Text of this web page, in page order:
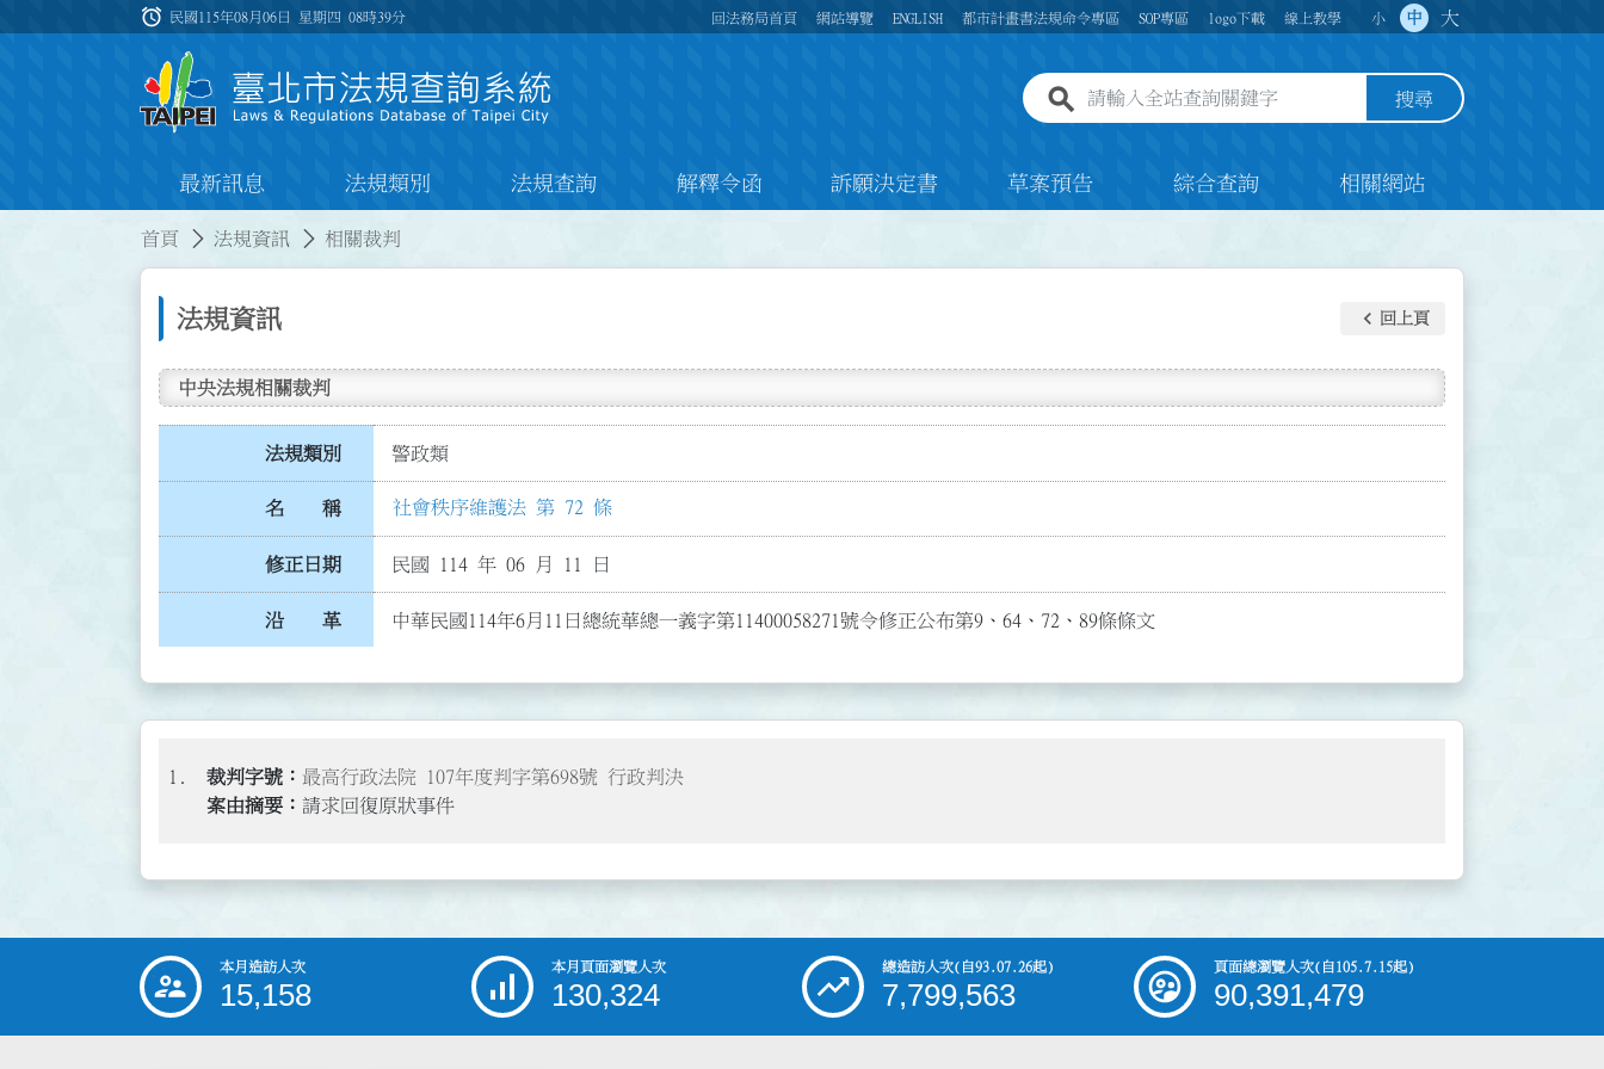
:::
alarm 民國115年08月06日 星期四08時39分 回法務局首頁 網站導覽 ENGLISH 都市計畫書法規命令專區 SOP專區 logo下載 線上教學 小 中 大
全站查詢關鍵字欄位 搜尋
最新訊息 法規類別 法規查詢 解釋令函 訴願決定書 草案預告 綜合查詢 相關網站
首頁 法規資訊 相關裁判
法規資訊 keyboard_arrow_left 回上頁
中央法規相關裁判
法規類別 警政類
名 稱 社會秩序維護法 第 72 條
修正日期 民國 114 年 06 月 11 日
沿 革 中華民國114年6月11日總統華總一義字第11400058271號令修正公布第9、64、72、89條條文
1.
最高行政法院 107年度判字第698號 行政判決
請求回復原狀事件
::: 本月造訪人次
15,158
本月頁面瀏覽人次
130,324
總造訪人次(自93.07.26起)
7,799,563
頁面總瀏覽人次(自105.7.15起)
90,391,479